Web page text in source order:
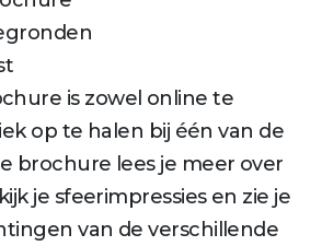
is zowel online te
op te halen bij één van de
brochure lees je meer over
je sfeerimpressies en zie je
van de verschillende